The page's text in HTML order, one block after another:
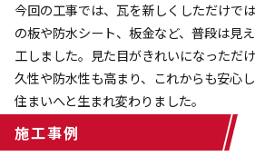
今回の工事では、瓦を新しくしただけで
の板や防水シート、板金など、普段は見
工しました。見た目がきれいになっただ
久性や防水性も高まり、これからも安心
住まいへと生まれ変わりました。
施工事例